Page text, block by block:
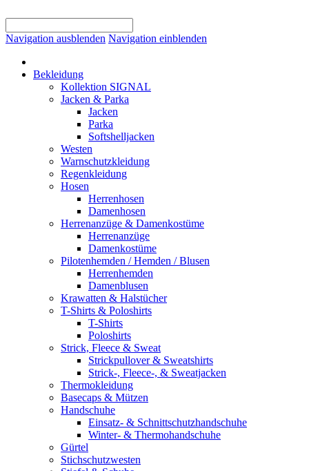
Navigation ausblenden Navigation einblenden
Bekleidung
Kollektion SIGNAL
Jacken & Parka
Jacken
Parka
Softshelljacken
Westen
Warnschutzkleidung
Regenkleidung
Hosen
Herrenhosen
Damenhosen
Herrenanzüge & Damenkostüme
Herrenanzüge
Damenkostüme
Pilotenhemden / Hemden / Blusen
Herrenhemden
Damenblusen
Krawatten & Halstücher
T-Shirts & Poloshirts
T-Shirts
Poloshirts
Strick, Fleece & Sweat
Strickpullover & Sweatshirts
Strick-, Fleece-, & Sweatjacken
Thermokleidung
Basecaps & Mützen
Handschuhe
Einsatz- & Schnittschutzhandschuhe
Winter- & Thermohandschuhe
Gürtel
Stichschutzwesten